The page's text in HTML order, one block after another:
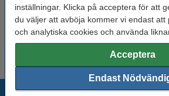
inställningar. Klicka på acceptera för att
du väljer att avböja kommer vi endast att
och analytiska cookies och använda
Acceptera
Endast
Polymaker PolyBox™ Edition II
Drybox
Populära produkter